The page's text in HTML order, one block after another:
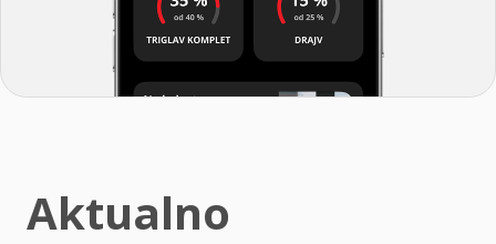
Aktualno